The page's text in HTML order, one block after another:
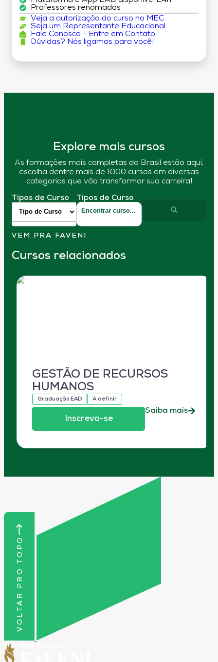
Professores renomados
Veja a autorização do curso no MEC
Seja um Representante Educacional
Fale Conosco - Entre em Contato
Dúvidas? Nós ligamos para você!
Explore mais cursos
As formações mais completas do Brasil estão aqui,
escolha dentre mais de 1000 cursos em diversas
categorias que vão transformar sua carreira!
Tipos de Curso Tipos de Curso
VEM PRA FAVENI
Cursos relacionados
GESTÃO DE RECURSOS
HUMANOS
Graduação EAD A definir
Inscreva-se
Saiba mais
VOLTAR PRO TOPO